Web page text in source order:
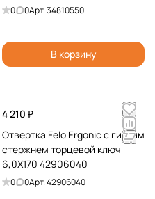
0 0Арт.34810550
В корзину
4 210 ₽
Отвертка Felo Ergonic с гибким
стержнем торцевой ключ
6,0X170 42906040
0 0Арт.42906040